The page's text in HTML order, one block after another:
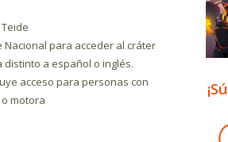
Nacional para acceder al cráter
distinto a español o inglés.
acceso para personas con
motora